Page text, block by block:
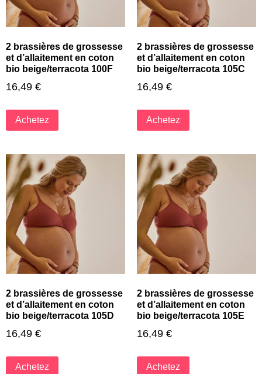
2 brassières de grossesse
et d’allaitement en coton
bio beige/terracota 100F
16,49 €
Achetez
2 brassières de grossesse
et d’allaitement en coton
bio beige/terracota 105C
16,49 €
Achetez
2 brassières de grossesse
et d’allaitement en coton
bio beige/terracota 105D
16,49 €
Achetez
2 brassières de grossesse
et d’allaitement en coton
bio beige/terracota 105E
16,49 €
Achetez